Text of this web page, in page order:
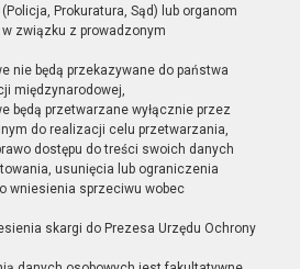
Prokuratura, Sąd) lub organom
związku z prowadzonym
nie będą przekazywane do państwa
międzynarodowej,
będą przetwarzane wyłącznie przez
do realizacji celu przetwarzania,
dostępu do treści swoich danych
usunięcia lub ograniczenia
wniesienia sprzeciwu wobec
skargi do Prezesa Urzędu Ochrony